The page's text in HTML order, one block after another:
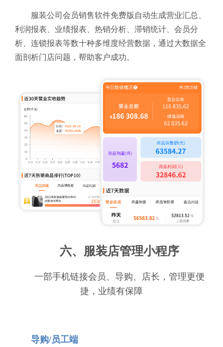
服装公司会员销售软件免费版自动生成营业汇总、
利润报表、业绩报表、热销分析、滞销统计、会员分
析、连锁报表等数十种多维度经营数据，通过大数据全
面剖析门店问题，帮助客户成功。
六、服装店管理小程序
一部手机链接会员、导购、店长，管理更便
捷，业绩有保障
导购/员工端